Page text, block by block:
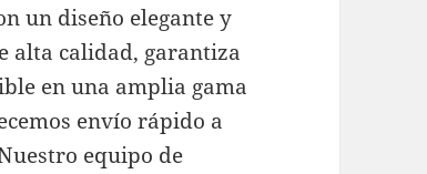
un diseño elegante y
alta calidad, garantiza
en una amplia gama
envío rápido a
equipo de